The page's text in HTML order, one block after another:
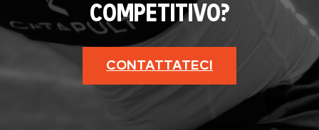
COMPETITIVO?
CONTATTATECI